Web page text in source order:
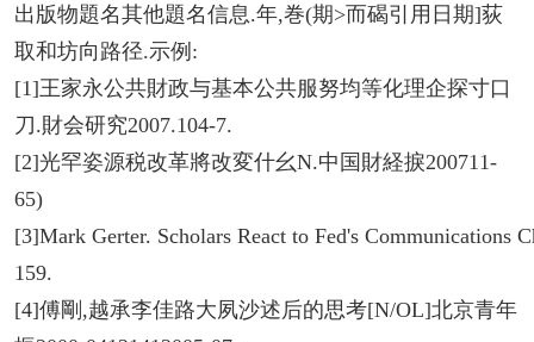
出版物題名其他題名信息.年,巻(期>而碣引用日期]荻
取和坊向路径.示例:
[1]王家永公共財政与基本公共服努均等化理企探寸口
刀.財会研究2007.104-7.
[2]光罕姿源税改革將改変什幺N.中国財経捩200711-
65)
[3]Mark Gerter. Scholars React to Fed's Communications
159.
[4]傅剛,越承李佳路大夙沙述后的思考[N/OL]北京青年